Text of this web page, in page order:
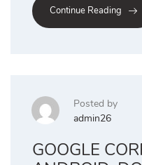
Continue Reading
Posted by
admin26
GOOGLE